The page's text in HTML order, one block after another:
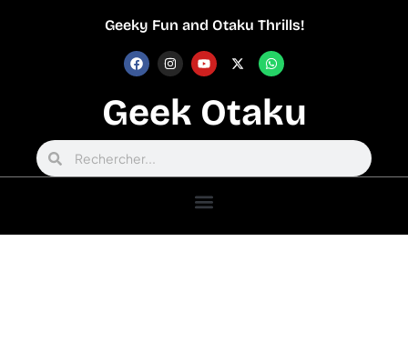
Geeky Fun and Otaku Thrills!
Geek Otaku